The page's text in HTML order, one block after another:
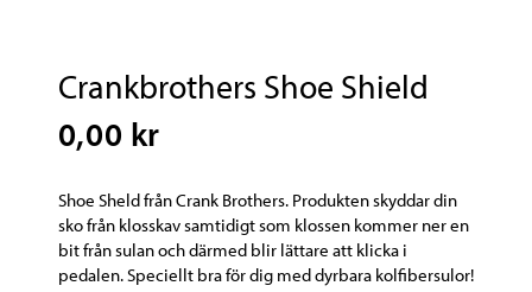
Crankbrothers Shoe Shield
0,00 kr
Shoe Sheld från Crank Brothers. Produkten skyddar din
sko från klosskav samtidigt som klossen kommer ner en
bit från sulan och därmed blir lättare att klicka i
pedalen. Speciellt bra för dig med dyrbara kolfibersulor!